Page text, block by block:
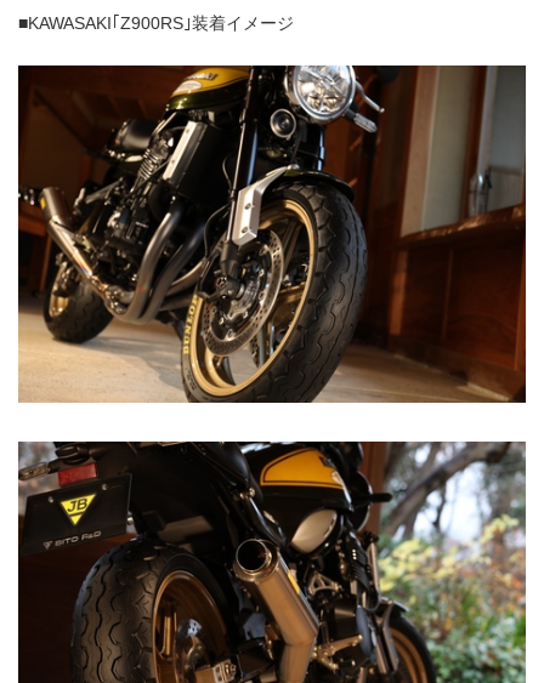
■KAWASAKI｢Z900RS｣装着イメージ